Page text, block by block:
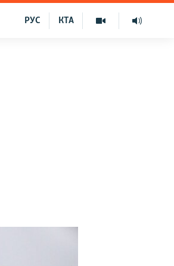
КТА
РУС